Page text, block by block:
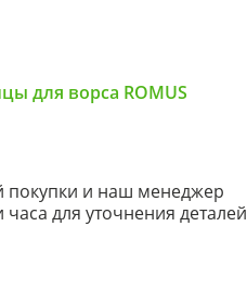
для ворса ROMUS
покупки и наш менеджер
для уточнения деталей